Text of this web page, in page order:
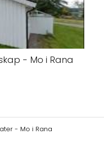
- Mo i Rana
- Mo i Rana